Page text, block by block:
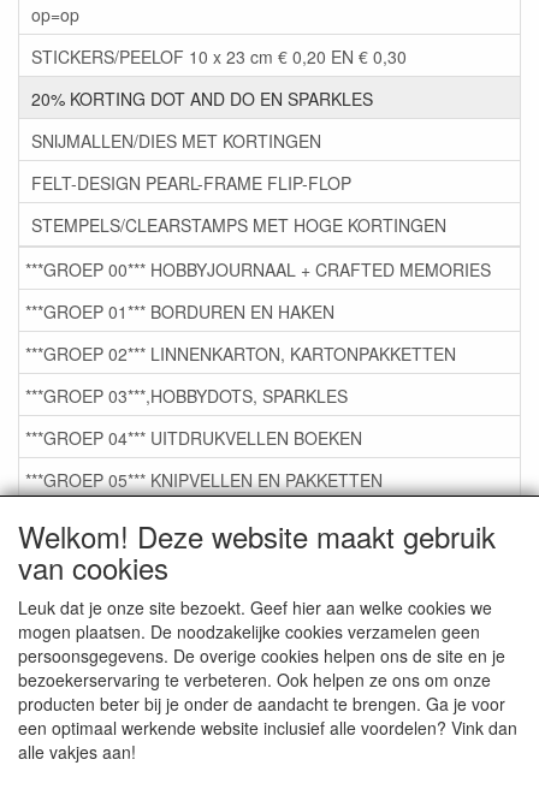
Welkom! Deze website maakt gebruik
van cookies
Leuk dat je onze site bezoekt. Geef hier aan welke cookies we
mogen plaatsen. De noodzakelijke cookies verzamelen geen
persoonsgegevens. De overige cookies helpen ons de site en je
bezoekerservaring te verbeteren. Ook helpen ze ons om onze
producten beter bij je onder de aandacht te brengen. Ga je voor
een optimaal werkende website inclusief alle voordelen? Vink dan
alle vakjes aan!
op=op
STICKERS/PEELOF 10 x 23 cm € 0,20 EN € 0,30
20% KORTING DOT AND DO EN SPARKLES
SNIJMALLEN/DIES MET KORTINGEN
FELT-DESIGN PEARL-FRAME FLIP-FLOP
STEMPELS/CLEARSTAMPS MET HOGE KORTINGEN
***GROEP 00*** HOBBYJOURNAAL + CRAFTED MEMORIES
***GROEP 01*** BORDUREN EN HAKEN
***GROEP 02*** LINNENKARTON, KARTONPAKKETTEN
***GROEP 03***,HOBBYDOTS, SPARKLES
***GROEP 04*** UITDRUKVELLEN BOEKEN
***GROEP 05*** KNIPVELLEN EN PAKKETTEN
***GROEP 06*** TAPE/LIJM SNIJMALLEN STEMPELS
***GROEP 07*** KAARTEN +SCRAP TOEBEHOREN
***GROEP 08*** TEKENEN EN KLEUREN, GELPEN,MARKER
***GROEP 09*** KRALEN EN TOEBEHOREN
***GROEP 10*** WENSKAARTEN MET ENV. €0,75
Service